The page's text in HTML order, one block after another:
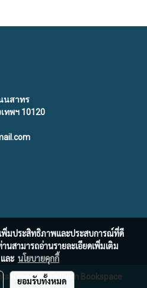
นสาทร
ทพฯ 10120
Reserved. Fathom Bookspace
พิ่มประสิทธิภาพและประสบการณ์ที่ดี
นสามารถอ่านรายละเอียดเพิ่มเติม
และ นโยบายคุกกี้
ยอมรับทั้งหมด